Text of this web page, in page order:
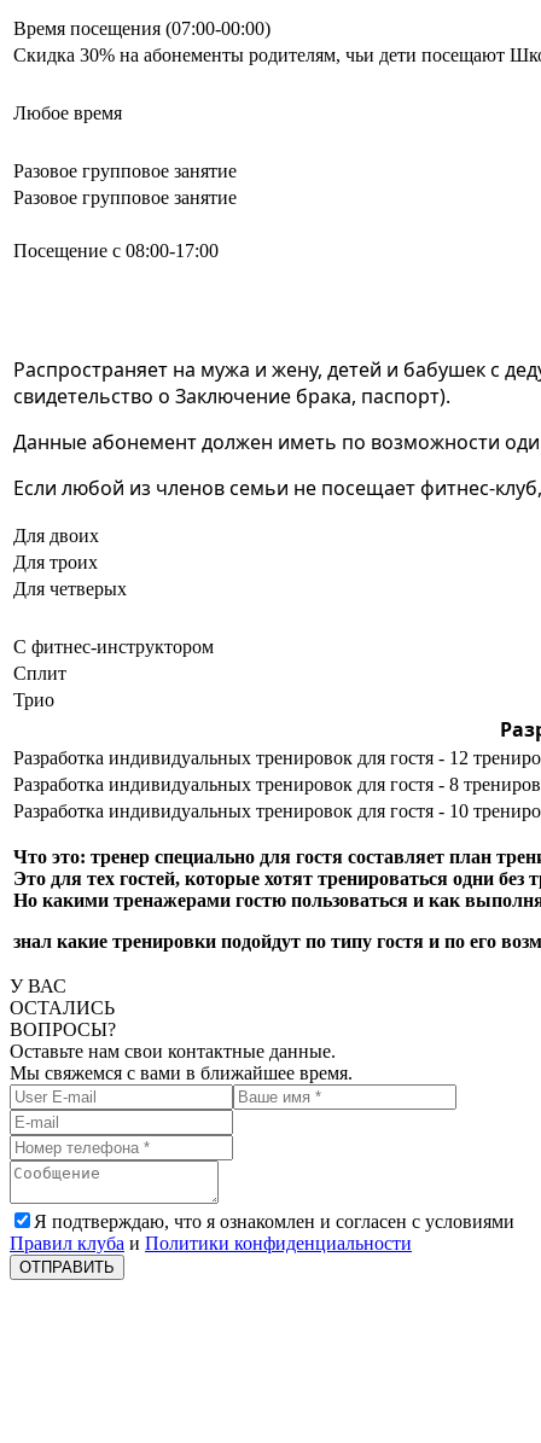
Время посещения (07:00-00:00)
Скидка 30% на абонементы родителям, чьи дети посещают
Любое время
Разовое групповое занятие
Разовое групповое занятие
Посещение с 08:00-17:00
Распространяет на мужа и жену, детей и бабушек с
свидетельство о Заключение брака, паспорт).
Данные абонемент должен иметь по возможности
Если любой из членов семьи не посещает фитнес-
Для двоих
Для троих
Для четверых
С фитнес-инструктором
Сплит
Трио
Разработка индивидуальных тренировок для гостя - 12
Разработка индивидуальных тренировок для гостя - 8
Разработка индивидуальных тренировок для гостя - 10
Что это: тренер специально для гостя составляет план
Это для тех гостей, которые хотят тренироваться одни без
Но какими тренажерами гостю пользоваться и как
знал какие тренировки подойдут по типу гостя и по его
У ВАС
ОСТАЛИСЬ
ВОПРОСЫ?
Оставьте нам свои контактные данные.
Мы свяжемся с вами в ближайшее время.
Я подтверждаю, что я ознакомлен и согласен с условиями
Правил клуба и Политики конфиденциальности
ОТПРАВИТЬ